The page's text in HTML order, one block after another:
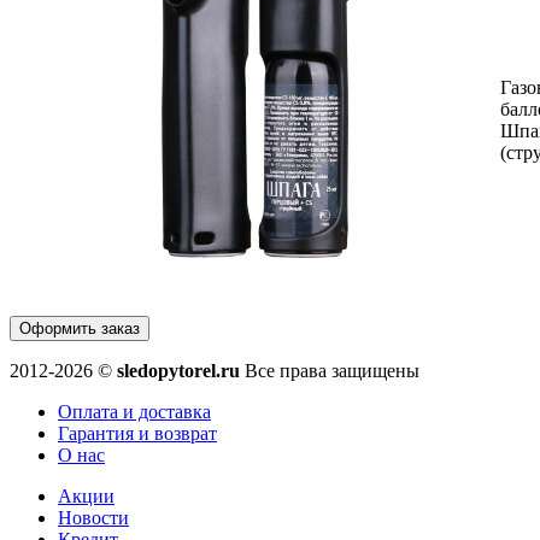
Оформить заказ
2012-2026 © sledopytorel.ru Все права защищены
Оплата и доставка
Гарантия и возврат
О нас
Акции
Новости